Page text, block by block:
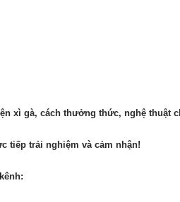
xì gà, cách thưởng thức, nghệ thuật
tiếp trải nghiệm và cảm nhận!